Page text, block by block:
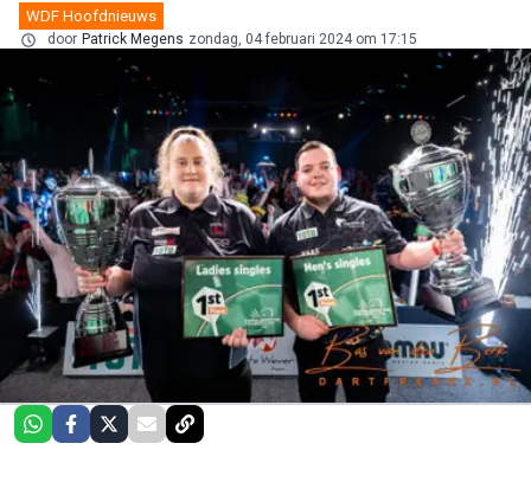
WDF Hoofdnieuws
door Patrick Megens zondag, 04 februari 2024 om 17:15